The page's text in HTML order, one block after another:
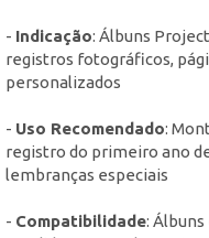
- Indicação: Álbuns
registros fotográficos,
personalizados
- Uso Recomendado:
registro do primeiro ano
lembranças especiais
- Compatibilidade: